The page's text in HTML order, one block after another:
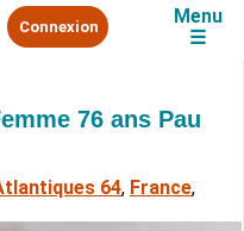
Connexion
Menu
☰
76 ans Pau
64, France,